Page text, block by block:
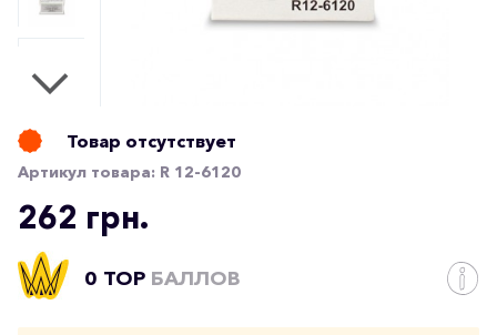
Товар отсутствует
Артикул товара: R 12-6120
262 грн.
0 TOP БАЛЛОВ